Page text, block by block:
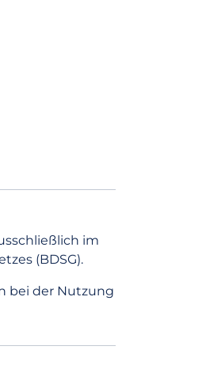
im
(BDSG).
bei der Nutzung